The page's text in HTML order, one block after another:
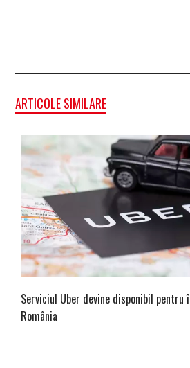
ARTICOLE SIMILARE
Serviciul Uber devine disponibil pentru
România